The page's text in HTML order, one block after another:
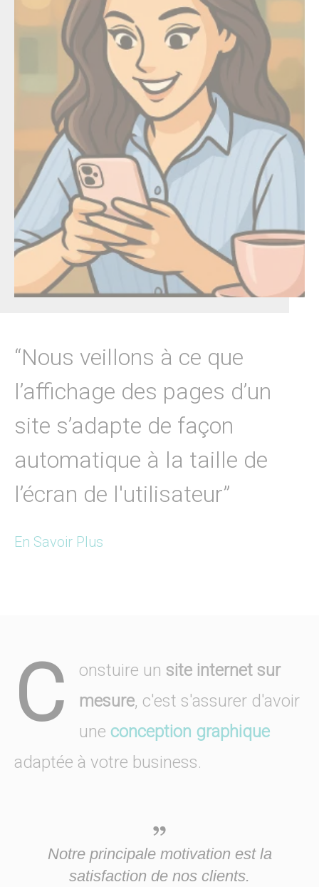
“Nous veillons à ce que
l’affichage des pages d’un
site s’adapte de façon
automatique à la taille de
l’écran de l'utilisateur”
En Savoir Plus
C onstuire un site internet sur
mesure, c'est s'assurer d'avoir
une conception graphique
adaptée à votre business.
Notre principale motivation est la
satisfaction de nos clients.